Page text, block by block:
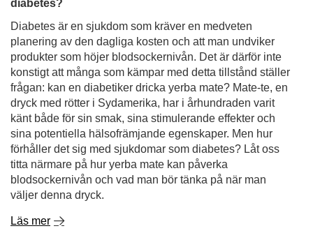
diabetes?
Diabetes är en sjukdom som kräver en medveten
planering av den dagliga kosten och att man undviker
produkter som höjer blodsockernivån. Det är därför inte
konstigt att många som kämpar med detta tillstånd ställer
frågan: kan en diabetiker dricka yerba mate? Mate-te, en
dryck med rötter i Sydamerika, har i århundraden varit
känt både för sin smak, sina stimulerande effekter och
sina potentiella hälsofrämjande egenskaper. Men hur
förhåller det sig med sjukdomar som diabetes? Låt oss
titta närmare på hur yerba mate kan påverka
blodsockernivån och vad man bör tänka på när man
väljer denna dryck.
Läs mer